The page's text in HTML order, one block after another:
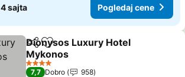
4 sajta Pogledaj cene
Deli Dodati u favorite
Dionysos Luxury Hotel
Mykonos
Pogledaj cene
4 Zvezdice
7,7 Dobro
958